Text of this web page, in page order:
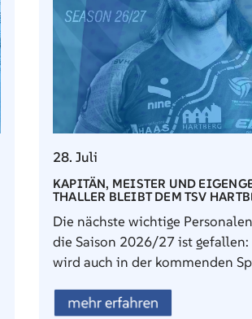
28. Juli
KAPITÄN, MEISTER UND
THALLER BLEIBT DEM TSV
Die nächste wichtige
die Saison 2026/27 ist gefallen:
wird auch in der kommenden
mehr erfahren